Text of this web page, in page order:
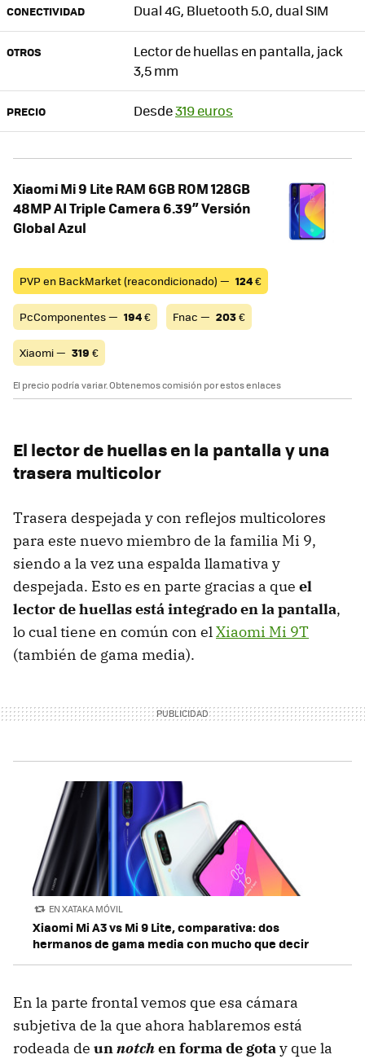
CONECTIVIDAD Dual 4G, Bluetooth 5.0, dual SIM
OTROS
Lector de huellas en pantalla, jack
3,5 mm
PRECIO Desde319 euros
Xiaomi Mi 9 Lite RAM 6GB ROM 128GB
48MP AI Triple Camera 6.39” Versión
Global Azul
PVP en BackMarket (reacondicionado) — 124€
PcComponentes — 194€ Fnac — 203€
Xiaomi — 319 €
El precio podría variar. Obtenemos comisión por estos enlaces
El lector de huellas en la pantalla y una
trasera multicolor
Trasera despejada y con reflejos multicolores
para este nuevo miembro de la familia Mi 9,
siendo a la vez una espalda llamativa y
despejada. Esto es en parte gracias a que el
lector de huellas está integrado en la pantalla,
lo cual tiene en común con elXiaomi Mi 9T
(también de gama media).
EN XATAKA MÓVIL
Xiaomi Mi A3 vs Mi 9 Lite, comparativa: dos
hermanos de gama media con mucho que decir
En la parte frontal vemos que esa cámara
subjetiva de la que ahora hablaremos está
rodeada de unnotchen forma de gotay que la